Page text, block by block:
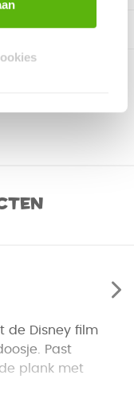
de Disney film
Past
plank met